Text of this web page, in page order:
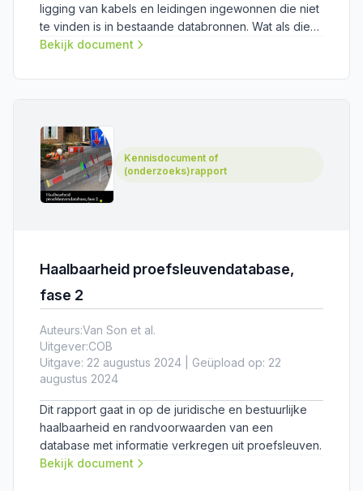
ligging van kabels en leidingen ingewonnen die niet
te vinden is in bestaande databronnen. Wat als die
informatie voortaan wordt vastgelegd en ontsloten?
meerwaarde van een proefsleuvendatabase zou
Bekijk document
Kennisdocument of
(onderzoeks)rapport
Haalbaarheid proefsleuvendatabase,
fase 2
Auteurs:Van Son et al.
Uitgever:COB
Uitgave: 22 augustus 2024 | Geüpload op: 22
augustus 2024
Dit rapport gaat in op de juridische en bestuurlijke
haalbaarheid en randvoorwaarden van een
database met informatie verkregen uit proefsleuven.
Bekijk document